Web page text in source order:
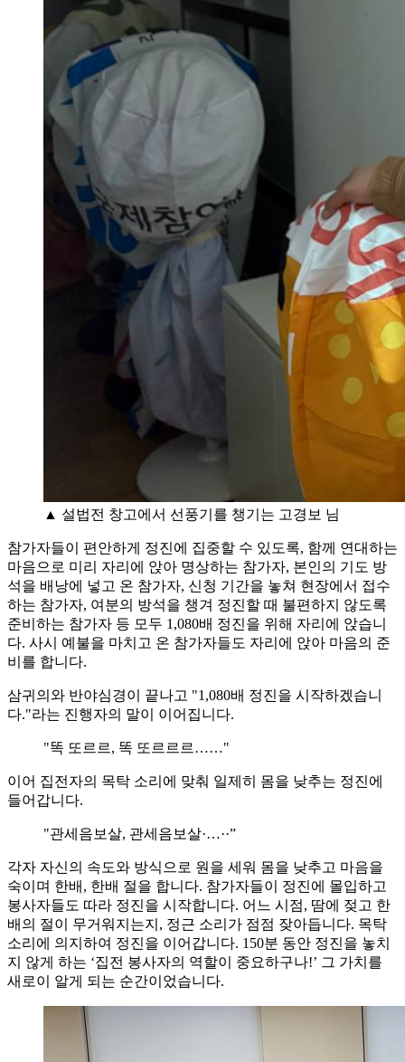
▲ 설법전 창고에서 선풍기를 챙기는 고경보 님
참가자들이 편안하게 정진에 집중할 수 있도록, 함께 연대하는
마음으로 미리 자리에 앉아 명상하는 참가자, 본인의 기도 방
석을 배낭에 넣고 온 참가자, 신청 기간을 놓쳐 현장에서 접수
하는 참가자, 여분의 방석을 챙겨 정진할 때 불편하지 않도록
준비하는 참가자 등 모두 1,080배 정진을 위해 자리에 앉습니
다. 사시 예불을 마치고 온 참가자들도 자리에 앉아 마음의 준
비를 합니다.
삼귀의와 반야심경이 끝나고 "1,080배 정진을 시작하겠습니
다."라는 진행자의 말이 이어집니다.
"똑 또르르, 똑 또르르르……"
이어 집전자의 목탁 소리에 맞춰 일제히 몸을 낮추는 정진에
들어갑니다.
"관세음보살, 관세음보살·…··”
각자 자신의 속도와 방식으로 원을 세워 몸을 낮추고 마음을
숙이며 한배, 한배 절을 합니다. 참가자들이 정진에 몰입하고
봉사자들도 따라 정진을 시작합니다. 어느 시점, 땀에 젖고 한
배의 절이 무거워지는지, 정근 소리가 점점 잦아듭니다. 목탁
소리에 의지하여 정진을 이어갑니다. 150분 동안 정진을 놓치
지 않게 하는 ‘집전 봉사자의 역할이 중요하구나!’ 그 가치를
새로이 알게 되는 순간이었습니다.